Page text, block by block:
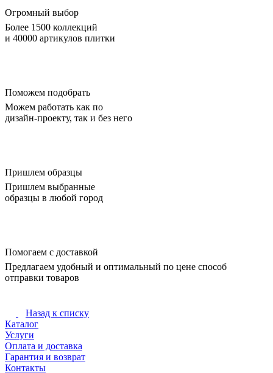
Огромный выбор
Более 1500 коллекций
и 40000 артикулов плитки
Поможем подобрать
Можем работать как по
дизайн-проекту, так и без него
Пришлем образцы
Пришлем выбранные
образцы в любой город
Помогаем с доставкой
Предлагаем удобный и оптимальный по цене способ
отправки товаров
Назад к списку
Каталог
Услуги
Оплата и доставка
Гарантия и возврат
Контакты